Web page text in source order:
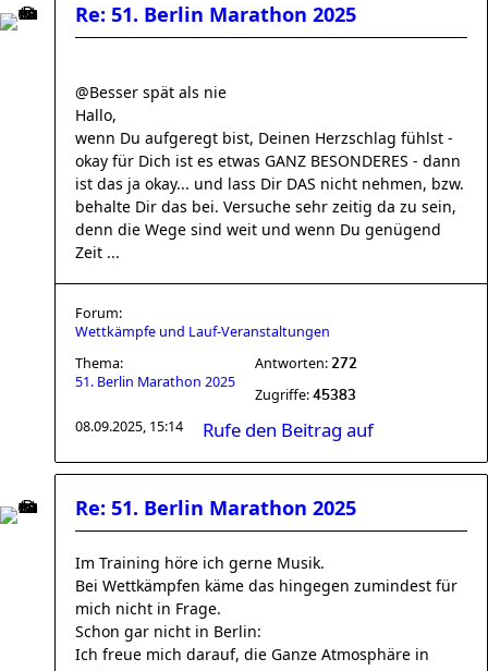
Re: 51. Berlin Marathon 2025
@Besser spät als nie
Hallo,
wenn Du aufgeregt bist, Deinen Herzschlag fühlst -
okay für Dich ist es etwas GANZ BESONDERES - dann
ist das ja okay... und lass Dir DAS nicht nehmen, bzw.
behalte Dir das bei. Versuche sehr zeitig da zu sein,
denn die Wege sind weit und wenn Du genügend
Zeit ...
Forum:
Wettkämpfe und Lauf-Veranstaltungen
Thema:
51. Berlin Marathon 2025
Antworten: 272
Zugriffe: 45383
08.09.2025, 15:14 Rufe den Beitrag auf
Re: 51. Berlin Marathon 2025
Im Training höre ich gerne Musik.
Bei Wettkämpfen käme das hingegen zumindest für
mich nicht in Frage.
Schon gar nicht in Berlin:
Ich freue mich darauf, die Ganze Atmosphäre in